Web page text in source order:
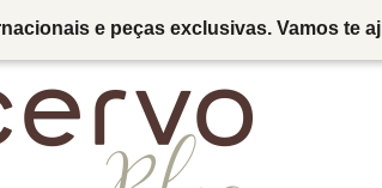
e peças exclusivas. Vamos te